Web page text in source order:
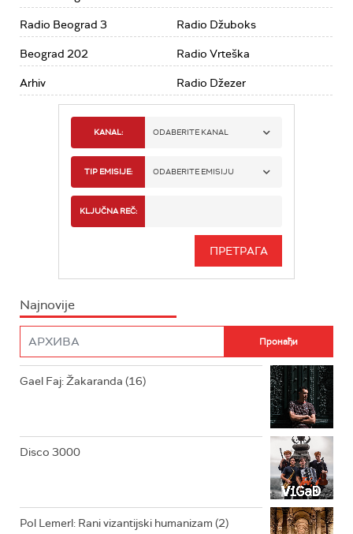
Radio Beograd 3
Beograd 202
Arhiv
Radio Džuboks
Radio Vrteška
Radio Džezer
KANAL: ODABERITE KANAL
RADIO BEOGRAD 1
RADIO BEOGRAD 3
RADIO ROKENROLER
TIP EMISIJE: ODABERITE EMISIJU
INFO
KLJUČNA REČ:
Najnovije
Gael Faj: Žakaranda (16)
Disco 3000
Pol Lemerl: Rani vizantijski humanizam (2)